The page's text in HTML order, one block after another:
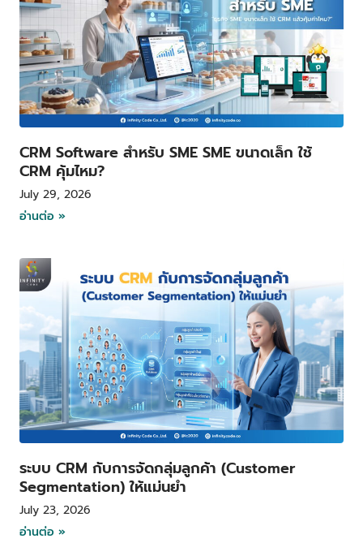
CRM Software สำหรับ SME SME ขนาดเล็ก ใช้
CRM คุ้มไหม?
July 29, 2026
อ่านต่อ »
ระบบ CRM กับการจัดกลุ่มลูกค้า (Customer
Segmentation) ให้แม่นยำ
July 23, 2026
อ่านต่อ »